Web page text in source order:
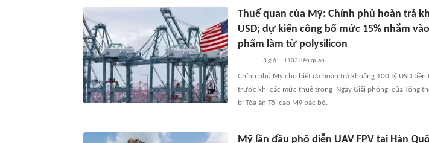
Thuế quan của Mỹ: Chính phủ hoàn trả
USD; dự kiến công bố mức 15% nhắm
phẩm làm từ polysilicon
3 giờ 1103 liên quan
Chính phủ Mỹ cho biết đã hoàn trả khoảng 100 tỷ USD
trước khi các mức thuế trong 'Ngày Giải phóng' của Tổng
bị Tòa án Tối cao Mỹ bác bỏ.
Mỹ lần đầu phô diễn UAV FPV tại Hàn